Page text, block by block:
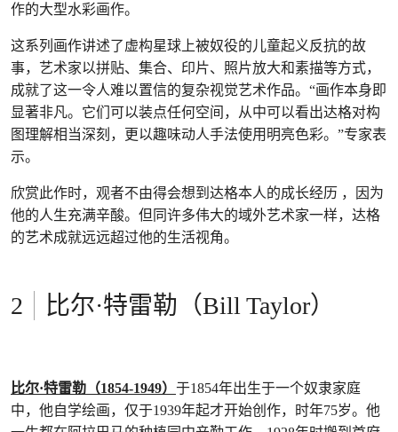
作的大型水彩画作。
这系列画作讲述了虚构星球上被奴役的儿童起义反抗的故
事，艺术家以拼贴、集合、印片、照片放大和素描等方式，
成就了这一令人难以置信的复杂视觉艺术作品。“画作本身即
显著非凡。它们可以装点任何空间，从中可以看出达格对构
图理解相当深刻，更以趣味动人手法使用明亮色彩。”专家表
示。
欣赏此作时，观者不由得会想到达格本人的成长经历 ，因为
他的人生充满辛酸。但同许多伟大的域外艺术家一样，达格
的艺术成就远远超过他的生活视角。
比尔·特雷勒（Bill Taylor）
比尔·特雷勒（1854-1949） 于1854年出生于一个奴隶家庭
中，他自学绘画，仅于1939年起才开始创作，时年75岁。他